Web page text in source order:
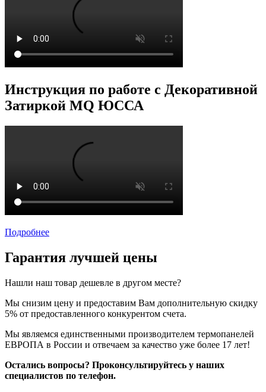
Инструкция по работе с Декоративной
Затиркой MQ ЮССА
Подробнее
Гарантия лучшей цены
Нашли наш товар дешевле в другом месте?
Мы снизим цену и предоставим Вам дополнительную скидку
5% от предоставленного конкурентом счета.
Мы являемся единственными производителем термопанелей
ЕВРОПА в России и отвечаем за качество уже более 17 лет!
Остались вопросы? Проконсультируйтесь у наших
специалистов по телефон.